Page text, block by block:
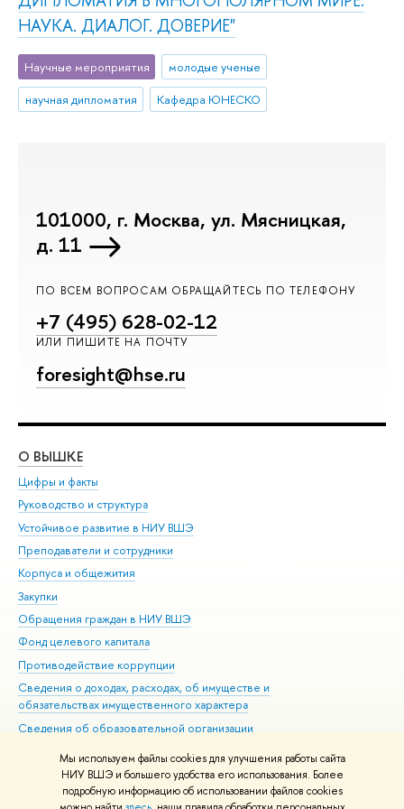
Мы используем файлы cookies для улучшения работы сайта
НИУ ВШЭ и большего удобства его использования. Более
подробную информацию об использовании файлов cookies
НАУКА. ДИАЛОГ. ДОВЕРИЕ"
Научные мероприятия
молодые ученые
научная дипломатия
Кафедра ЮНЕСКО
101000, г. Москва, ул. Мясницкая,
д. 11
ПО ВСЕМ ВОПРОСАМ ОБРАЩАЙТЕСЬ ПО ТЕЛЕФОНУ
+7 (495) 628-02-12
ИЛИ ПИШИТЕ НА ПОЧТУ
foresight@hse.ru
О ВЫШКЕ
Цифры и факты
Руководство и структура
Устойчивое развитие в НИУ ВШЭ
Преподаватели и сотрудники
Корпуса и общежития
Закупки
Обращения граждан в НИУ ВШЭ
Фонд целевого капитала
Противодействие коррупции
Сведения о доходах, расходах, об имуществе и
обязательствах имущественного характера
Сведения об образовательной организации
Людям с ограниченными возможностями здоровья
Единая платежная страница
Работа в Вышке